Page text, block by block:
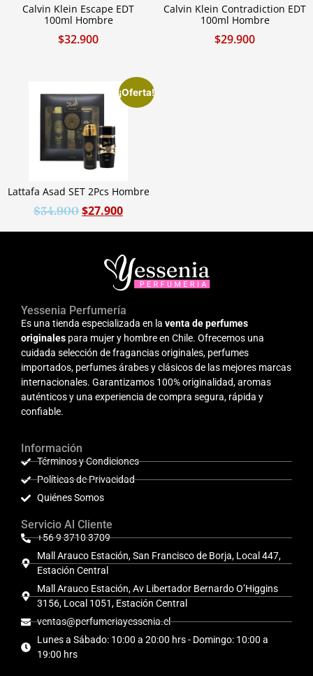
Calvin Klein Escape EDT
100ml Hombre
$32.900
Calvin Klein Contradiction EDT
100ml Hombre
$29.900
¡Oferta!
Lattafa Asad SET 2Pcs Hombre
$34.900 $27.900
Yessenia Perfumería
Es una tienda especializada en la venta de perfumes
originales para mujer y hombre en Chile. Ofrecemos una
cuidada selección de fragancias originales, perfumes
importados, perfumes árabes y clásicos de las mejores marcas
internacionales. Garantizamos 100% originalidad, aromas
auténticos y una experiencia de compra segura, rápida y
confiable.
Información
Términos y Condiciones
Políticas de Privacidad
Quiénes Somos
Servicio Al Cliente
+56 9 3710 3709
Mall Arauco Estación, San Francisco de Borja, Local 447,
Estación Central
Mall Arauco Estación, Av Libertador Bernardo O’Higgins
3156, Local 1051, Estación Central
ventas@perfumeriayessenia.cl
Lunes a Sábado: 10:00 a 20:00 hrs - Domingo: 10:00 a
19:00 hrs